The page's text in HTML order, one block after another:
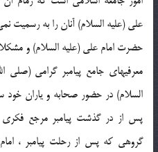
علي (علیه السلام) آنان را به رسميت
حضرت امام علي (علیه السلام) و
معرفيهاي جامع پيامبر گرامي (صلی
السلام) در حضور صحابه و ياران
پس از در گذشت پيامبر مرجع
گروهي كه پس از رحلت پيامبر ،